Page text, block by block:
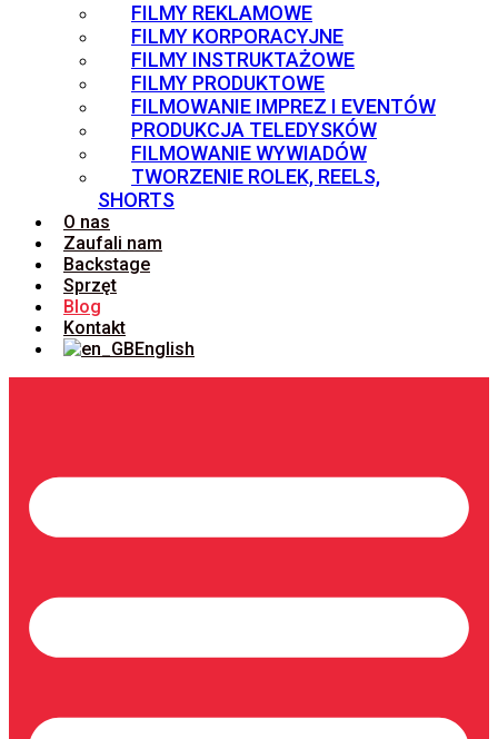
FILMY REKLAMOWE
FILMY KORPORACYJNE
FILMY INSTRUKTAŻOWE
FILMY PRODUKTOWE
FILMOWANIE IMPREZ I EVENTÓW
PRODUKCJA TELEDYSKÓW
FILMOWANIE WYWIADÓW
TWORZENIE ROLEK, REELS,
SHORTS
O nas
Zaufali nam
Backstage
Sprzęt
Blog
Kontakt
English